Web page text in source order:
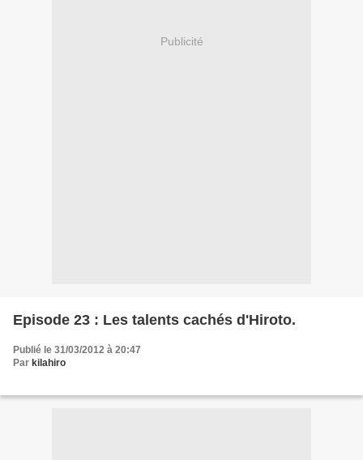
Publicité
Episode 23 : Les talents cachés d'Hiroto.
Publié le 31/03/2012 à 20:47
Par kilahiro